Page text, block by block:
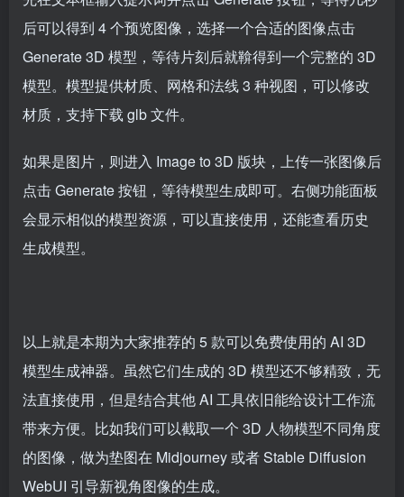
后可以得到 4 个预览图像，选择一个合适的图像点击
Generate 3D 模型，等待片刻后就鞥得到一个完整的 3D
模型。模型提供材质、网格和法线 3 种视图，可以修改
材质，支持下载 glb 文件。
如果是图片，则进入 Image to 3D 版块，上传一张图像后
点击 Generate 按钮，等待模型生成即可。右侧功能面板
会显示相似的模型资源，可以直接使用，还能查看历史
生成模型。
以上就是本期为大家推荐的 5 款可以免费使用的 AI 3D
模型生成神器。虽然它们生成的 3D 模型还不够精致，无
法直接使用，但是结合其他 AI 工具依旧能给设计工作流
带来方便。比如我们可以截取一个 3D 人物模型不同角度
的图像，做为垫图在 Midjourney 或者 Stable Diffusion
WebUI 引导新视角图像的生成。